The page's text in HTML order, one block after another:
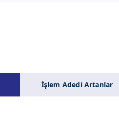
İşlem Adedi Artanlar